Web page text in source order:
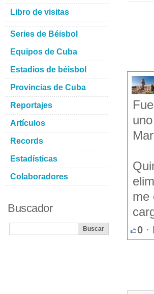
me
0 ·
Libro de visitas
Series de Béisbol
Equipos de Cuba
Estadios de béisbol
Provincias de Cuba
Reportajes
Artículos
Records
Estadísticas
Colaboradores
Buscador